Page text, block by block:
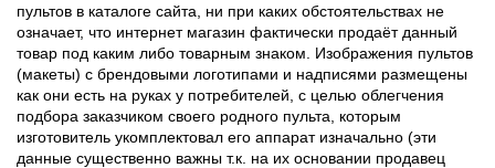
пультов в каталоге сайта, ни при каких обстоятельствах не
означает, что интернет магазин фактически продаёт данный
товар под каким либо товарным знаком. Изображения пультов
(макеты) с брендовыми логотипами и надписями размещены
как они есть на руках у потребителей, с целью облегчения
подбора заказчиком своего родного пульта, которым
изготовитель укомплектовал его аппарат изначально (эти
данные существенно важны т.к. на их основании продавец